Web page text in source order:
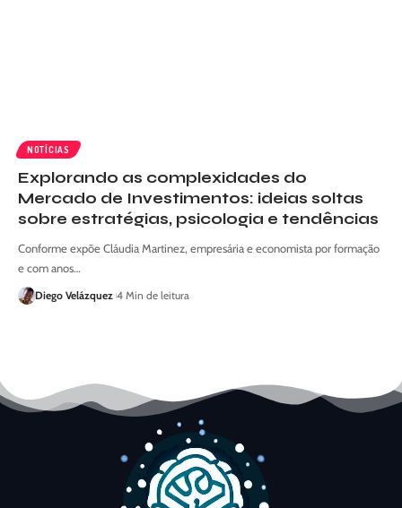
NOTÍCIAS
Explorando as complexidades do
Mercado de Investimentos: ideias soltas
sobre estratégias, psicologia e tendências
Conforme expõe Cláudia Martinez, empresária e economista por formação
e com anos…
Diego Velázquez 4 Min de leitura